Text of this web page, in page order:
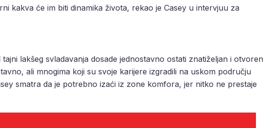
kakva će im biti dinamika života, rekao je Casey u intervjuu za
lakšeg svladavanja dosade jednostavno ostati znatiželjan i otvoren
ali mnogima koji su svoje karijere izgradili na uskom području
smatra da je potrebno izaći iz zone komfora, jer nitko ne prestaje